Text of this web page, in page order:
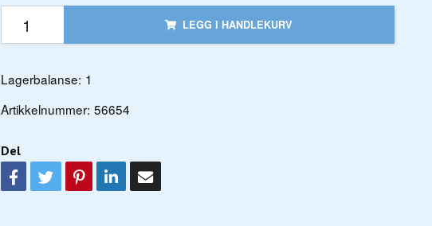
LEGG I HANDLEKURV
Lagerbalanse: 1
Artikkelnummer: 56654
Del